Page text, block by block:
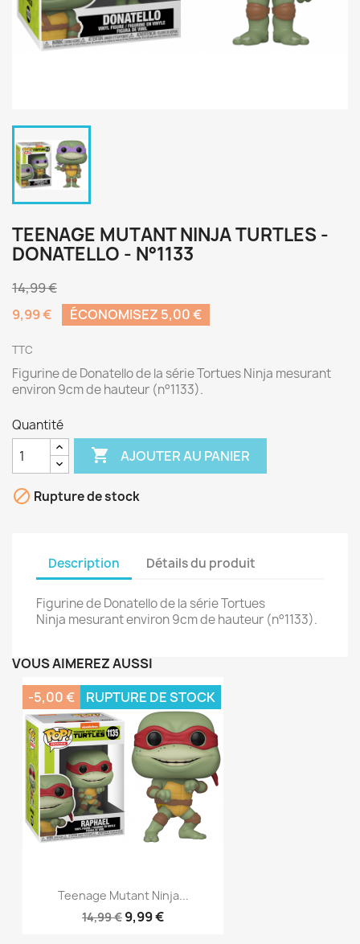
TEENAGE MUTANT NINJA TURTLES -
DONATELLO - N°1133
14,99 €
9,99 €
ÉCONOMISEZ 5,00 €
TTC
Figurine de Donatello de la série Tortues Ninja mesurant
environ 9cm de hauteur (n°1133).
Quantité
 AJOUTER AU PANIER
 Rupture de stock
Description Détails du produit
Figurine de Donatello de la série Tortues
Ninja mesurant environ 9cm de hauteur (n°1133).
VOUS AIMEREZ AUSSI
Teenage Mutant Ninja...
14,99 € 9,99 €
-5,00 € RUPTURE DE STOCK